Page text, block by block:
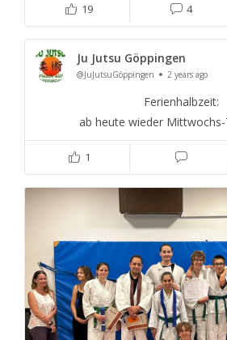
19 4
Ju Jutsu Göppingen
@JuJutsuGöppingen 2 years ago
Ferienhalbzeit:
ab heute wieder
1